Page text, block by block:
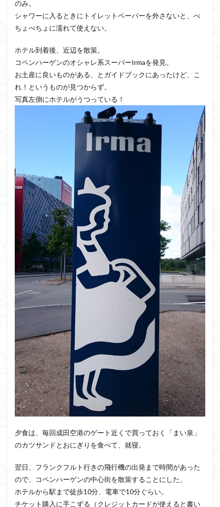
のみ。
シャワーに入るときにトイレットペーパーを外さないと、べ
ちょべちょに濡れて使えない。
ホテル到着後、近辺を散策。
コペンハーゲンのオシャレ系スーパーIrmaを発見。
お土産に良いものがある、とガイドブックにあったけど、こ
れ！というものが見つからず。
写真左側にホテルがうつっている！
夕食は、毎回成田空港のゲート近くで買っておく「まい泉」
のカツサンドとおにぎりを食べて、就寝。
翌日、フランクフルト行きの飛行機の出発まで時間があった
ので、コペンハーゲンの中心街を散策することにした。
ホテルから駅まで徒歩10分、電車で10分ぐらい。
チケット購入に手こずる（クレジットカードが使えると書い